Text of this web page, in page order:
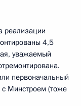
реализации
4,5
уважаемый
первоначальный
с Минстроем (тоже